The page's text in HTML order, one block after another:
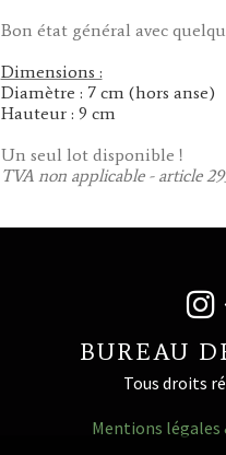
Bon état général avec
Dimensions :
Diamètre : 7 cm (hors anse)
Hauteur : 9 cm
Un seul lot disponible !
TVA non applicable - article

BUREAU
Tous droits
Mentions légales